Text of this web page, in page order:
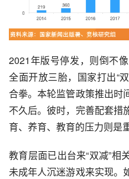
2021年版号停发，则倒不
全面开放三胎，国家打出“
合拳。本轮监管政策推出时
不久后。彼时，完善配套措
育、养育、教育的压力则是
教育层面已出台来“双减”相
未成年人沉迷游戏来实现。